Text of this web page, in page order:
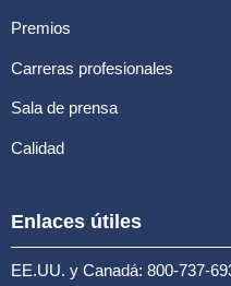
Premios
Carreras profesionales
Sala de prensa
Calidad
Enlaces útiles
EE.UU. y Canadá: 800-737-